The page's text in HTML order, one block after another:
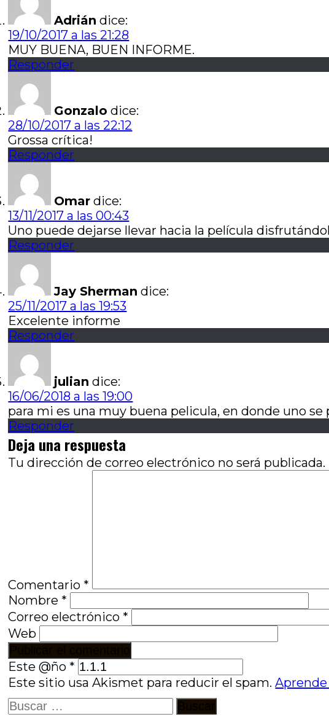
Adrián dice:
19/10/2017 a las 21:28
MUY BUENA, BUEN INFORME.
Responder
Gonzalo dice:
28/10/2017 a las 22:12
Grossa crítica!
Responder
Omar dice:
13/11/2017 a las 00:43
Uno puede dejarse llevar hacia la película
Responder
Jay Sherman dice:
25/11/2017 a las 19:53
Excelente informe
Responder
julian dice:
16/06/2018 a las 19:00
para mi es una muy buena pelicula, en donde uno
Responder
Deja una respuesta
Tu dirección de correo electrónico no será publicada.
Comentario *
Nombre *
Correo electrónico *
Web
Este @ño *
Este sitio usa Akismet para reducir el spam.
Buscar: